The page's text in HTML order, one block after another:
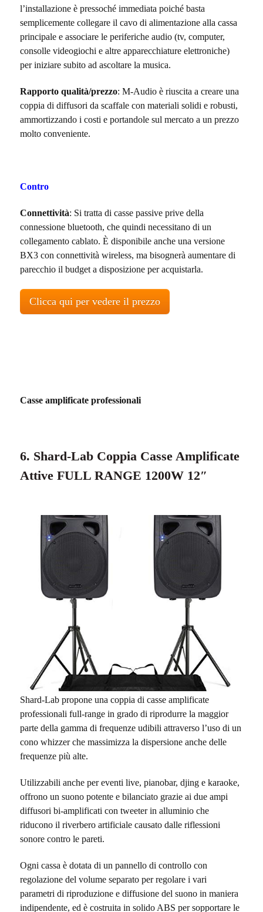
l’installazione è pressoché immediata poiché basta
semplicemente collegare il cavo di alimentazione alla cassa
principale e associare le periferiche audio (tv, computer,
consolle videogiochi e altre apparecchiature elettroniche)
per iniziare subito ad ascoltare la musica.
Rapporto qualità/prezzo: M-Audio è riuscita a creare una
coppia di diffusori da scaffale con materiali solidi e robusti,
ammortizzando i costi e portandole sul mercato a un prezzo
molto conveniente.
Contro
Connettività: Si tratta di casse passive prive della
connessione bluetooth, che quindi necessitano di un
collegamento cablato. È disponibile anche una versione
BX3 con connettività wireless, ma bisognerà aumentare di
parecchio il budget a disposizione per acquistarla.
Clicca qui per vedere il prezzo
Casse amplificate professionali
6. Shard-Lab Coppia Casse Amplificate
Attive FULL RANGE 1200W 12″
Shard-Lab propone una coppia di casse amplificate
professionali full-range in grado di riprodurre la maggior
parte della gamma di frequenze udibili attraverso l’uso di un
cono whizzer che massimizza la dispersione anche delle
frequenze più alte.
Utilizzabili anche per eventi live, pianobar, djing e karaoke,
offrono un suono potente e bilanciato grazie ai due ampi
diffusori bi-amplificati con tweeter in alluminio che
riducono il riverbero artificiale causato dalle riflessioni
sonore contro le pareti.
Ogni cassa è dotata di un pannello di controllo con
regolazione del volume separato per regolare i vari
parametri di riproduzione e diffusione del suono in maniera
indipendente, ed è costruita in solido ABS per sopportare le